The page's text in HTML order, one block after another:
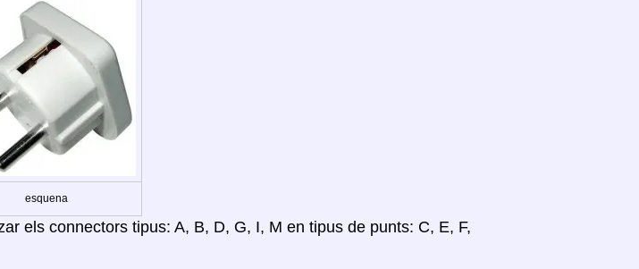
esquena
els connectors tipus: A, B, D, G, I, M en tipus de punts: C, E, F,